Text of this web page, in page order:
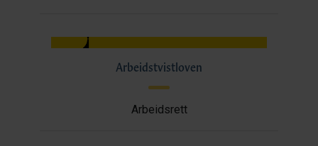
Arbeidstvistloven
Arbeidsrett